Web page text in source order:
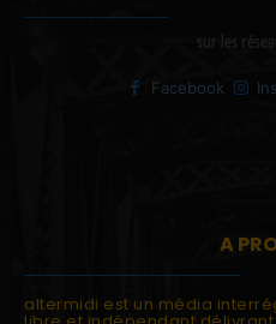
sur les
Facebook
A
altermidi est un média